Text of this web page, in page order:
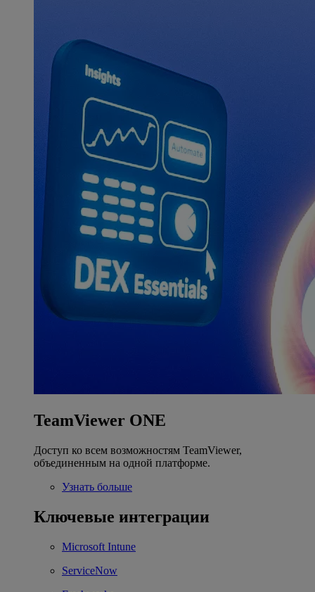
TeamViewer ONE
Доступ ко всем возможностям TeamViewer,
объединенным на одной платформе.
Узнать больше
Ключевые интеграции
Microsoft Intune
ServiceNow